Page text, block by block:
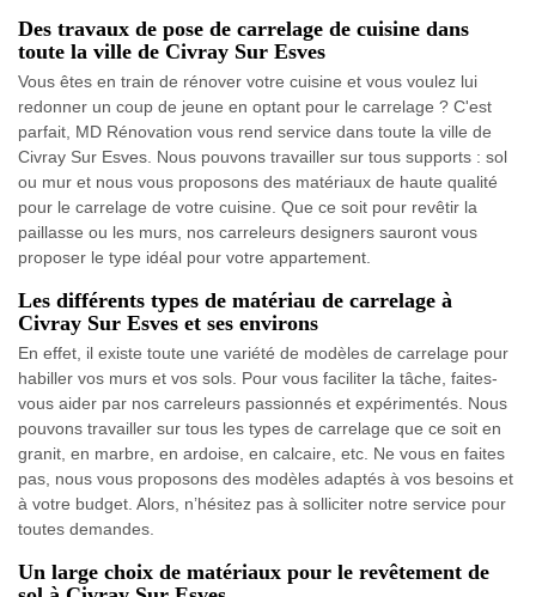
Des travaux de pose de carrelage de cuisine dans
toute la ville de Civray Sur Esves
Vous êtes en train de rénover votre cuisine et vous voulez lui
redonner un coup de jeune en optant pour le carrelage ? C'est
parfait, MD Rénovation vous rend service dans toute la ville de
Civray Sur Esves. Nous pouvons travailler sur tous supports : sol
ou mur et nous vous proposons des matériaux de haute qualité
pour le carrelage de votre cuisine. Que ce soit pour revêtir la
paillasse ou les murs, nos carreleurs designers sauront vous
proposer le type idéal pour votre appartement.
Les différents types de matériau de carrelage à
Civray Sur Esves et ses environs
En effet, il existe toute une variété de modèles de carrelage pour
habiller vos murs et vos sols. Pour vous faciliter la tâche, faites-
vous aider par nos carreleurs passionnés et expérimentés. Nous
pouvons travailler sur tous les types de carrelage que ce soit en
granit, en marbre, en ardoise, en calcaire, etc. Ne vous en faites
pas, nous vous proposons des modèles adaptés à vos besoins et
à votre budget. Alors, n’hésitez pas à solliciter notre service pour
toutes demandes.
Un large choix de matériaux pour le revêtement de